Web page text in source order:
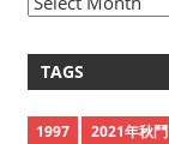
h
TAGS
1997 2021年秋鬥